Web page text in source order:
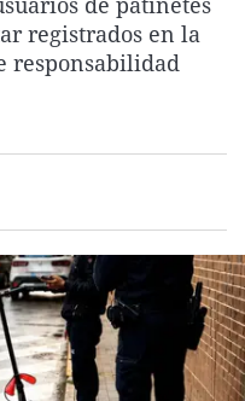
La rosa de los vientos
Gente viajera
Caso
Retornados
Extremadura
Galicia
Virales
Televisión
registrados en la
responsabilidad